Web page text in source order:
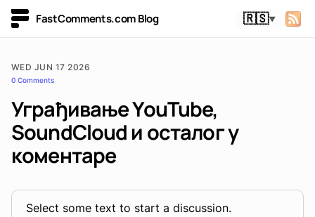
FastComments.com Blog 🇷🇸▼
WED JUN 17 2026
0 Comments
Уграђивање YouTube,
SoundCloud и осталог у
коментаре
Select some text to start a discussion.